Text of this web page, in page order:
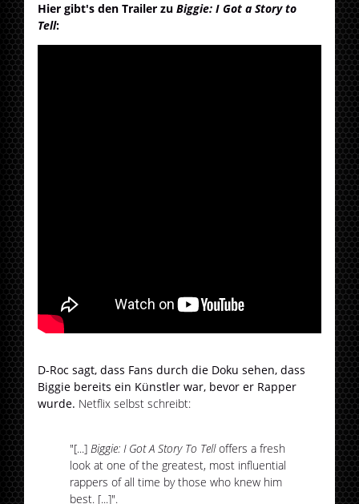
Hier gibt's den Trailer zu Biggie: I Got a Story to
Tell:
D-Roc sagt, dass Fans durch die Doku sehen, dass
Biggie bereits ein Künstler war, bevor er Rapper
wurde. Netflix selbst schreibt:
"[...]Biggie: I Got A Story To Telloffers a fresh
look at one of the greatest, most influential
rappers of all time by those who knew him
best. [...]".